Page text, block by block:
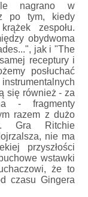
nagrano w
po tym, kiedy
zespołu.
obydwoma
jak i "The
receptury i
posłuchać
się również - za
- fragmenty
razem z dużo
Gra Ritchie
nie ma
przyszłości
wstawki
że to
czasu Gingera